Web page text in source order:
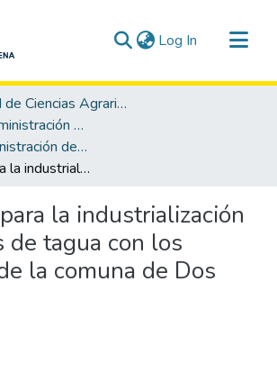
Log In (current)
Facultad de Ciencias Agrarias
Carrera de Administración de Empresas Agropecuarias y Agronegocios
Tesis de Administración de Empresas Agropecuarias y Agronegocios
Propuesta para la industrialización de botones de tagua con los artesanos de la comuna de Dos Mangas.
la industrialización
de tagua con los
la comuna de Dos